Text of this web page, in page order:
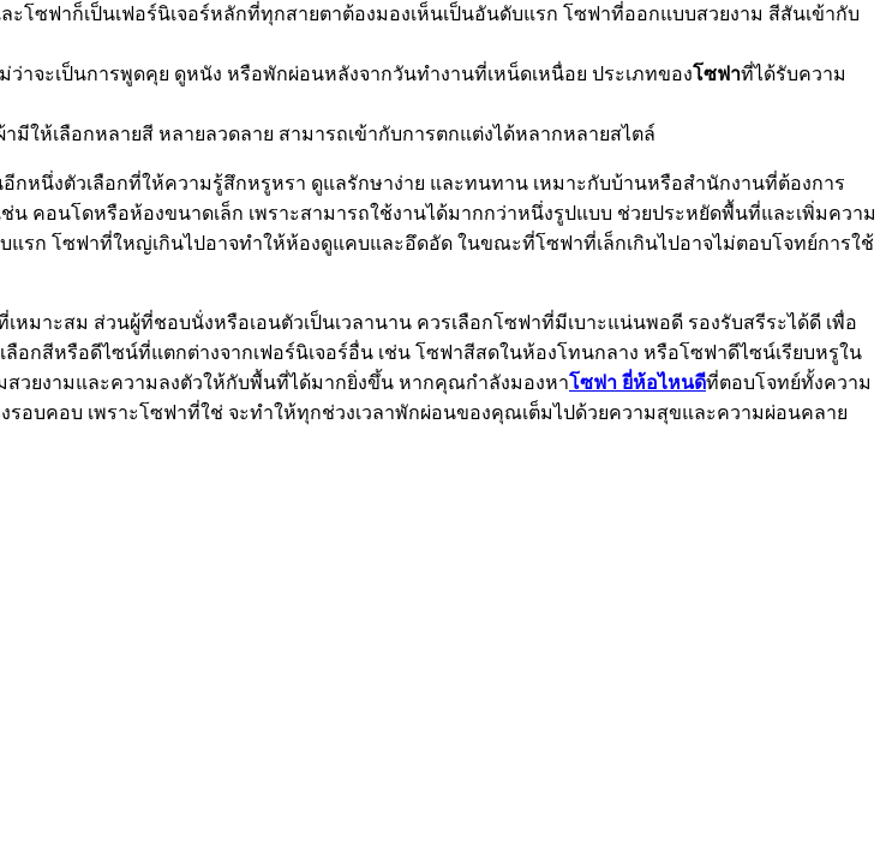
โซฟาก็เป็นเฟอร์นิเจอร์หลักที่ทุกสายตาต้องมองเห็นเป็นอันดับแรก โซฟาที่ออกแบบสวยงาม สีสันเข้ากับ
จะเป็นการพูดคุย ดูหนัง หรือพักผ่อนหลังจากวันทำงานที่เหน็ดเหนื่อย ประเภทของโซฟาที่ได้รับความ
ให้เลือกหลายสี หลายลวดลาย สามารถเข้ากับการตกแต่งได้หลากหลายสไตล์
หนึ่งตัวเลือกที่ให้ความรู้สึกหรูหรา ดูแลรักษาง่าย และทนทาน เหมาะกับบ้านหรือสำนักงานที่ต้องการ
คอนโดหรือห้องขนาดเล็ก เพราะสามารถใช้งานได้มากกว่าหนึ่งรูปแบบ ช่วยประหยัดพื้นที่และเพิ่มความ
รก โซฟาที่ใหญ่เกินไปอาจทำให้ห้องดูแคบและอึดอัด ในขณะที่โซฟาที่เล็กเกินไปอาจไม่ตอบโจทย์การใช้
มาะสม ส่วนผู้ที่ชอบนั่งหรือเอนตัวเป็นเวลานาน ควรเลือกโซฟาที่มีเบาะแน่นพอดี รองรับสรีระได้ดี เพื่อ
อกสีหรือดีไซน์ที่แตกต่างจากเฟอร์นิเจอร์อื่น เช่น โซฟาสีสดในห้องโทนกลาง หรือโซฟาดีไซน์เรียบหรูใน
วยงามและความลงตัวให้กับพื้นที่ได้มากยิ่งขึ้น หากคุณกำลังมองหาโซฟา ยี่ห้อไหนดีที่ตอบโจทย์ทั้งความ
อบคอบ เพราะโซฟาที่ใช่ จะทำให้ทุกช่วงเวลาพักผ่อนของคุณเต็มไปด้วยความสุขและความผ่อนคลาย